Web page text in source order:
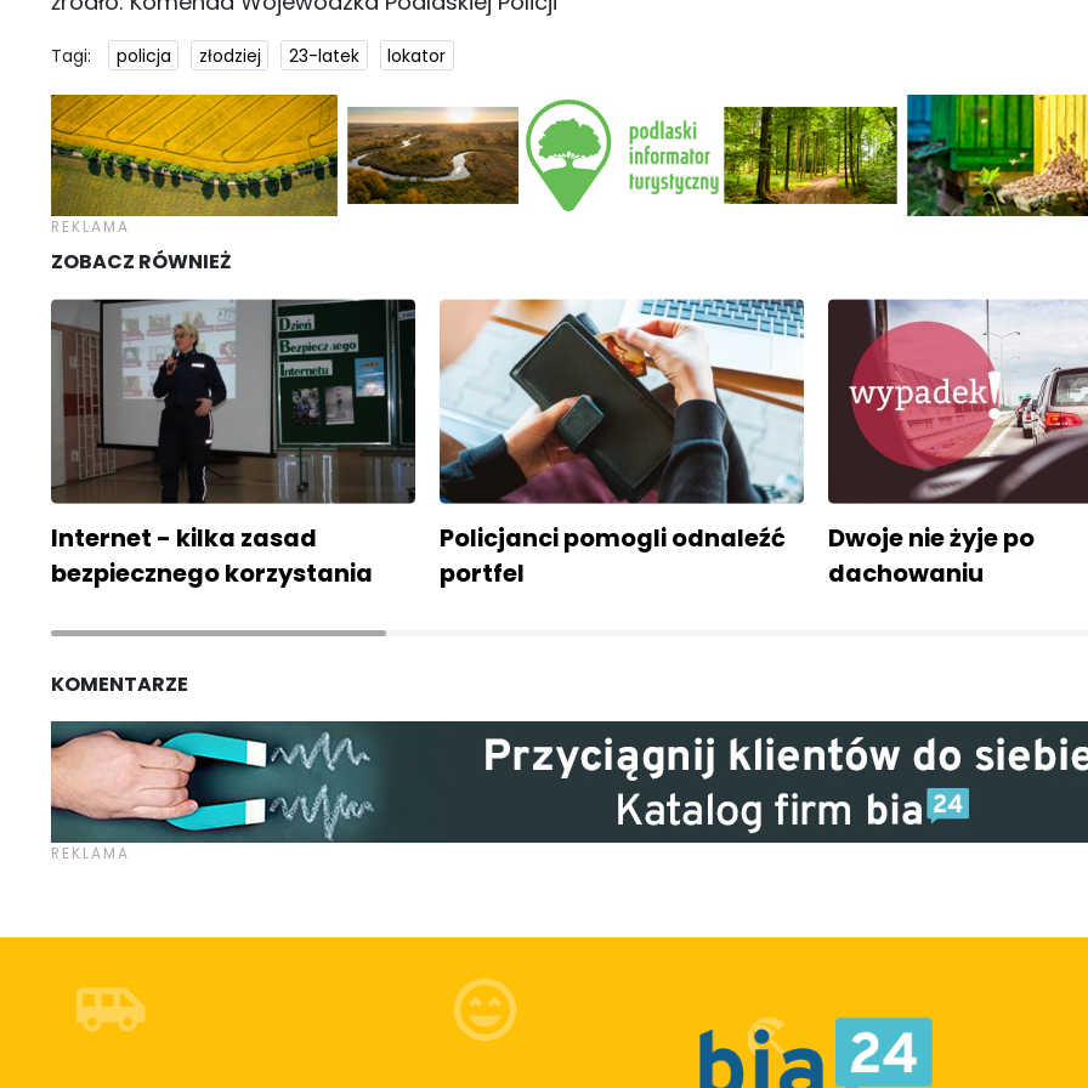
Tagi: policja złodziej 23-latek lokator
ZOBACZ RÓWNIEŻ
Internet - kilka zasad
bezpiecznego korzystania
Policjanci pomogli odnaleźć
portfel
Dwoje nie żyje po
dachowaniu
KOMENTARZE